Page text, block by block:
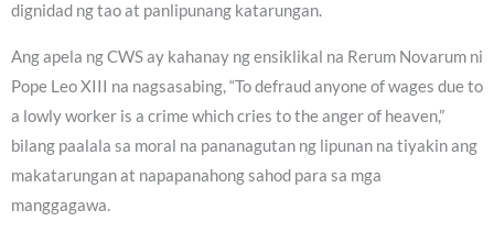
dignidad ng tao at panlipunang katarungan.
Ang apela ng CWS ay kahanay ng ensiklikal na Rerum Novarum ni
Pope Leo XIII na nagsasabing, “To defraud anyone of wages due to
a lowly worker is a crime which cries to the anger of heaven,”
bilang paalala sa moral na pananagutan ng lipunan na tiyakin ang
makatarungan at napapanahong sahod para sa mga
manggagawa.